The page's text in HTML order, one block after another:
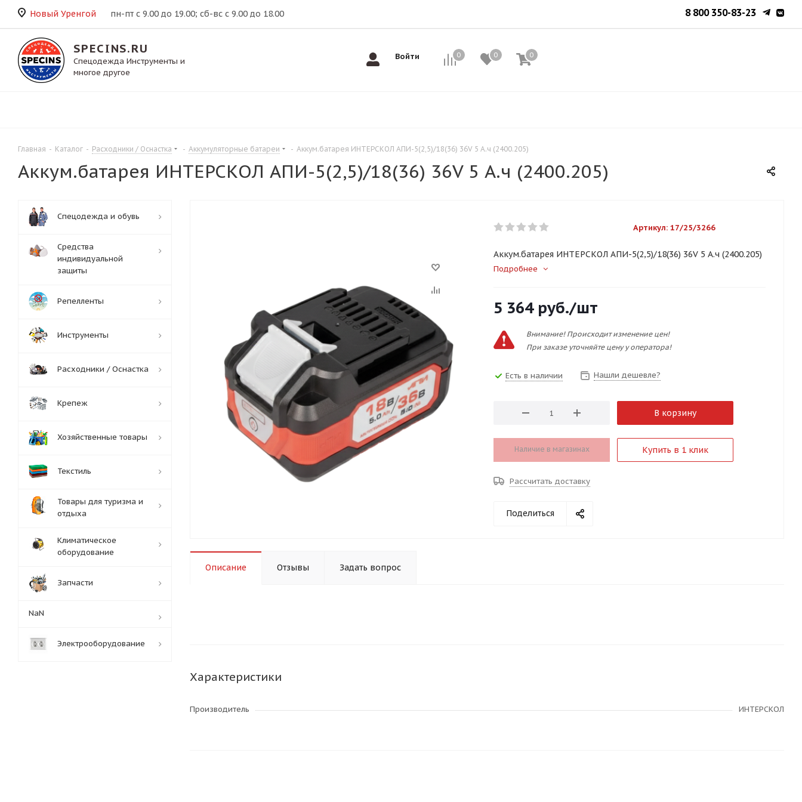
Новый Уренгой пн-пт с 9.00 до 19.00; сб-вс с 9.00 до 18.00 8 800 350-83-23
SPECINS.RU
Спецодежда Инструменты и
многое другое
Войти 0 0 0
0
Главная - Каталог - Расходники / Оснастка - Аккумуляторные батареи - Аккум.батарея ИНТЕРСКОЛ АПИ-5(2,5)/18(36) 36V 5 А.ч (2400.205)
Аккум.батарея ИНТЕРСКОЛ АПИ-5(2,5)/18(36) 36V 5 А.ч (2400.205)
Артикул: 17/25/3266
Аккум.батарея ИНТЕРСКОЛ АПИ-5(2,5)/18(36) 36V 5 А.ч (2400.205)
Подробнее
5 364руб./шт
Внимание! Происходит изменение цен!
При заказе уточняйте цену у оператора!
Есть в наличии Нашли дешевле?
В корзину
Наличие в магазинах Купить в 1 клик
Рассчитать доставку
Поделиться
Описание Отзывы Задать вопрос
Характеристики
Производитель ИНТЕРСКОЛ
Спецодежда и обувь
Средства
индивидуальной
защиты
Репелленты
Инструменты
Расходники / Оснастка
Крепеж
Хозяйственные товары
Текстиль
Товары для туризма и
отдыха
Климатическое
оборудование
Запчасти
NaN
Электрооборудование